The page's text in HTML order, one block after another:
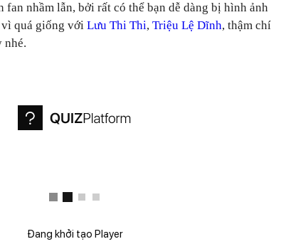
fan nhầm lẫn, bởi rất có thể bạn dễ dàng bị hình ảnh
quá giống với Lưu Thi Thi, Triệu Lệ Dĩnh, thậm chí
nhé.
Đang khởi tạo Player